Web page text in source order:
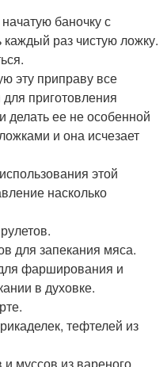
баночку с
раз чистую ложку.
эту приправу все
приготовления
делать ее не особенной
и она исчезает
этой
насколько
для запекания мяса.
фарширования и
в духовке.
тефтелей из